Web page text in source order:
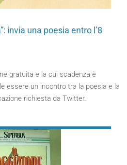
invia una poesia entro l’8
gratuita e la cui scadenza è
essere un incontro tra la poesia e la
richiesta da Twitter.